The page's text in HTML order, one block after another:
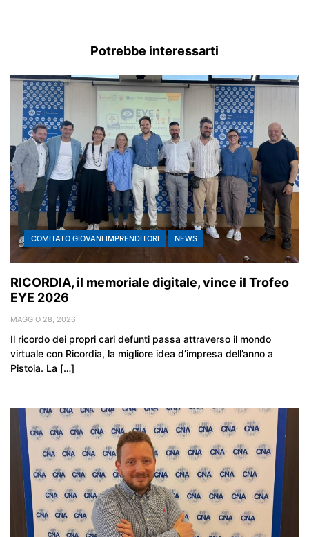
Potrebbe interessarti
COMITATO GIOVANI IMPRENDITORI NEWS
RICORDIA, il memoriale digitale, vince il Trofeo
EYE 2026
MAGGIO 28, 2026
Il ricordo dei propri cari defunti passa attraverso il mondo
virtuale con Ricordia, la migliore idea d’impresa dell’anno a
Pistoia. La […]